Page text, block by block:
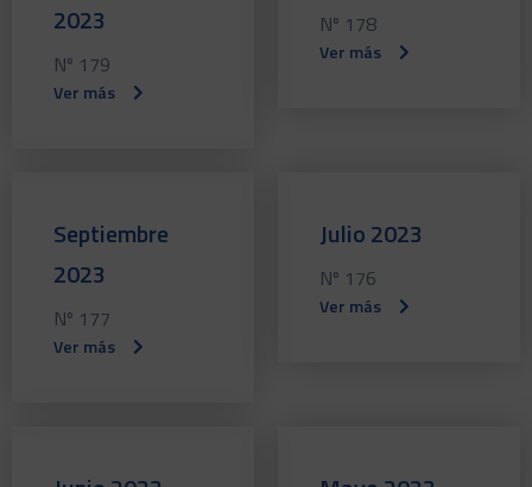
2023
Nº 179
Ver más
Nº 178
Ver más
Septiembre
2023
Nº 177
Ver más
Julio 2023
Nº 176
Ver más